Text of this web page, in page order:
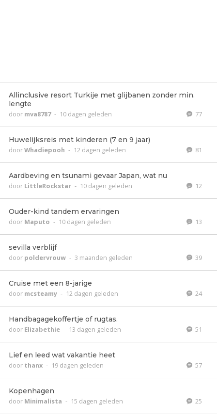
Allinclusive resort Turkije met glijbanen zonder min.
lengte
door mva8787 - 10 dagen geleden 77
Huwelijksreis met kinderen (7 en 9 jaar)
doorWhadiepooh - 12 dagen geleden 81
Aardbeving en tsunami gevaar Japan, wat nu
door LittleRockstar - 10 dagen geleden 12
Ouder-kind tandem ervaringen
door Maputo - 10 dagen geleden 13
sevilla verblijf
door poldervrouw - 3 maanden geleden 39
Cruise met een 8-jarige
door mcsteamy - 12 dagen geleden 24
Handbagagekoffertje of rugtas.
door Elizabethie - 13 dagen geleden 51
Lief en leed wat vakantie heet
door thanx - 19 dagen geleden 57
Kopenhagen
door Minimalista - 15 dagen geleden 25